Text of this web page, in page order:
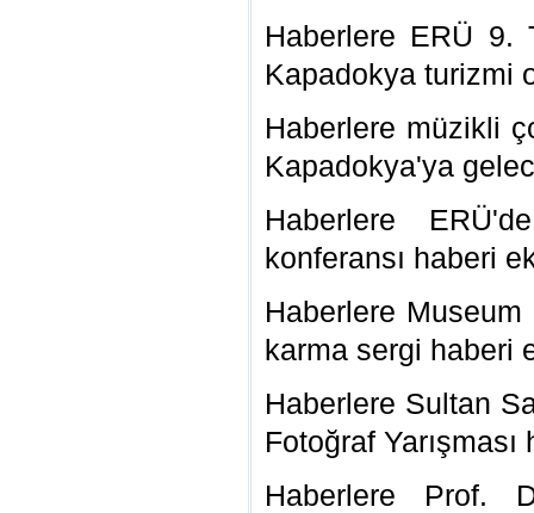
Haberlere ERÜ 9.
Kapadokya turizmi
Haberlere müzikli
Kapadokya'ya
Haberlere
konferansı haberi
Haberlere
karma sergi haberi
Haberlere Sultan
Fotoğraf
Haberlere Prof.